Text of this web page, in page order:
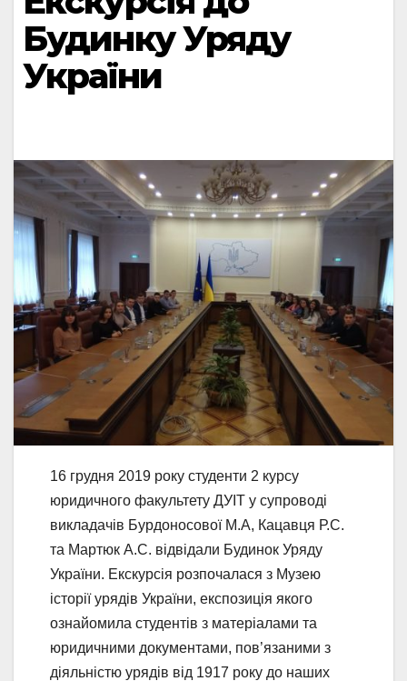
Будинку Уряду
України
16 грудня 2019 року студенти 2 курсу
юридичного факультету ДУІТ у супроводі
викладачів Бурдоносової М.А, Кацавця Р.С.
та Мартюк А.С. відвідали Будинок Уряду
України. Екскурсія розпочалася з Музею
історії урядів України, експозиція якого
ознайомила студентів з матеріалами та
юридичними документами, пов’язаними з
діяльністю урядів від 1917 року до наших